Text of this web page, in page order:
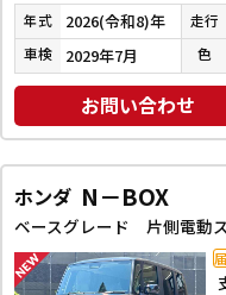
年式 2026(令和8)年 走行
車検 2029年7月 色
お問い合わせ
ホンダ N－BOX